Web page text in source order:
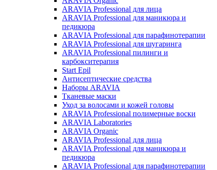
ARAVIA Professional для лица
ARAVIA Professional для маникюра и
педикюра
ARAVIA Professional для парафинотерапии
ARAVIA Professional для шугаринга
ARAVIA Professional пилинги и
карбокситерапия
Start Epil
Антисептические средства
Наборы ARAVIA
Тканевые маски
Уход за волосами и кожей головы
ARAVIA Professional полимерные воски
ARAVIA Laboratories
ARAVIA Organic
ARAVIA Professional для лица
ARAVIA Professional для маникюра и
педикюра
ARAVIA Professional для парафинотерапии